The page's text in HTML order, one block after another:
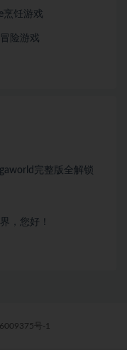
烹饪游戏
险游戏
完整版全解锁
，您好！
号-1